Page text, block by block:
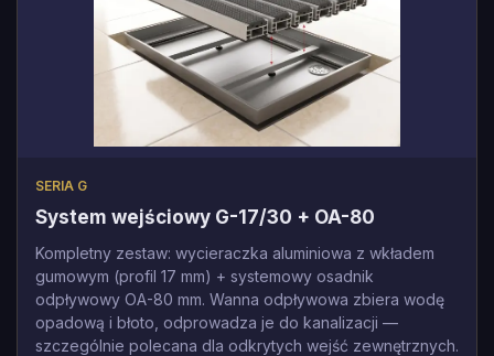
SERIA G
System wejściowy G-17/30 + OA-80
Kompletny zestaw: wycieraczka aluminiowa z wkładem
gumowym (profil 17 mm) + systemowy osadnik
odpływowy OA-80 mm. Wanna odpływowa zbiera wodę
opadową i błoto, odprowadza je do kanalizacji —
szczególnie polecana dla odkrytych wejść zewnętrznych.